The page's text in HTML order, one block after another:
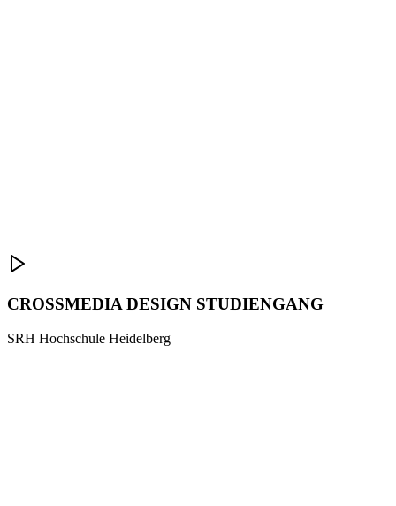
CROSSMEDIA DESIGN STUDIENGANG
SRH Hochschule Heidelberg